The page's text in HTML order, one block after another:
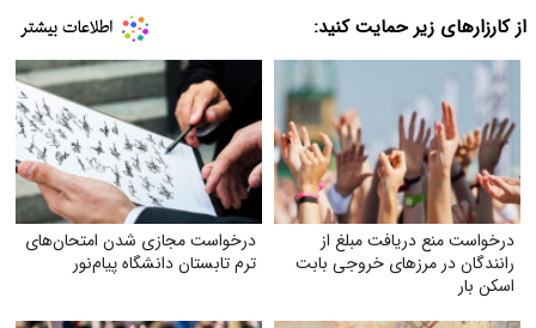
از کارزارهای زیر حمایت کنید:
درخواست منع دریافت مبلغ از
رانندگان در مرزهای خروجی بابت
اسکن بار
درخواست مجازی شدن امتحان‌های
ترم تابستان دانشگاه پیام‌نور